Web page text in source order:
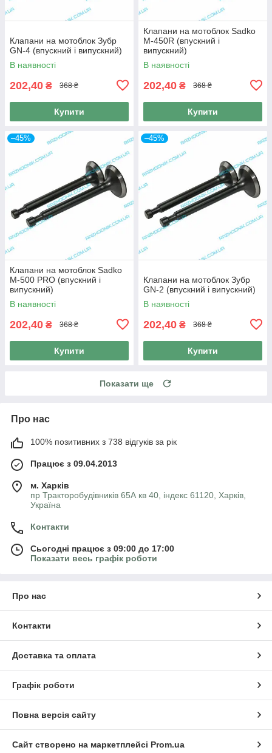
Клапани на мотоблок Зубр
GN-4 (впускний і випускний)
В наявності
202,40 ₴ 368 ₴
Купити
Клапани на мотоблок Sadko
M-450R (впускний і
випускний)
В наявності
202,40 ₴ 368 ₴
Купити
–45%
Клапани на мотоблок Sadko
M-500 PRO (впускний і
випускний)
В наявності
202,40 ₴ 368 ₴
Купити
–45%
Клапани на мотоблок Зубр
GN-2 (впускний і випускний)
В наявності
202,40 ₴ 368 ₴
Купити
Показати ще
Про нас
100% позитивних з 738 відгуків за рік
Працює з 09.04.2013
м. Харків
пр Тракторобудівників 65А кв 40, індекс 61120, Харків,
Україна
Контакти
Сьогодні працює з 09:00 до 17:00
Показати весь графік роботи
Про нас
Контакти
Доставка та оплата
Графік роботи
Повна версія сайту
Сайт створено на маркетплейсі Prom.ua